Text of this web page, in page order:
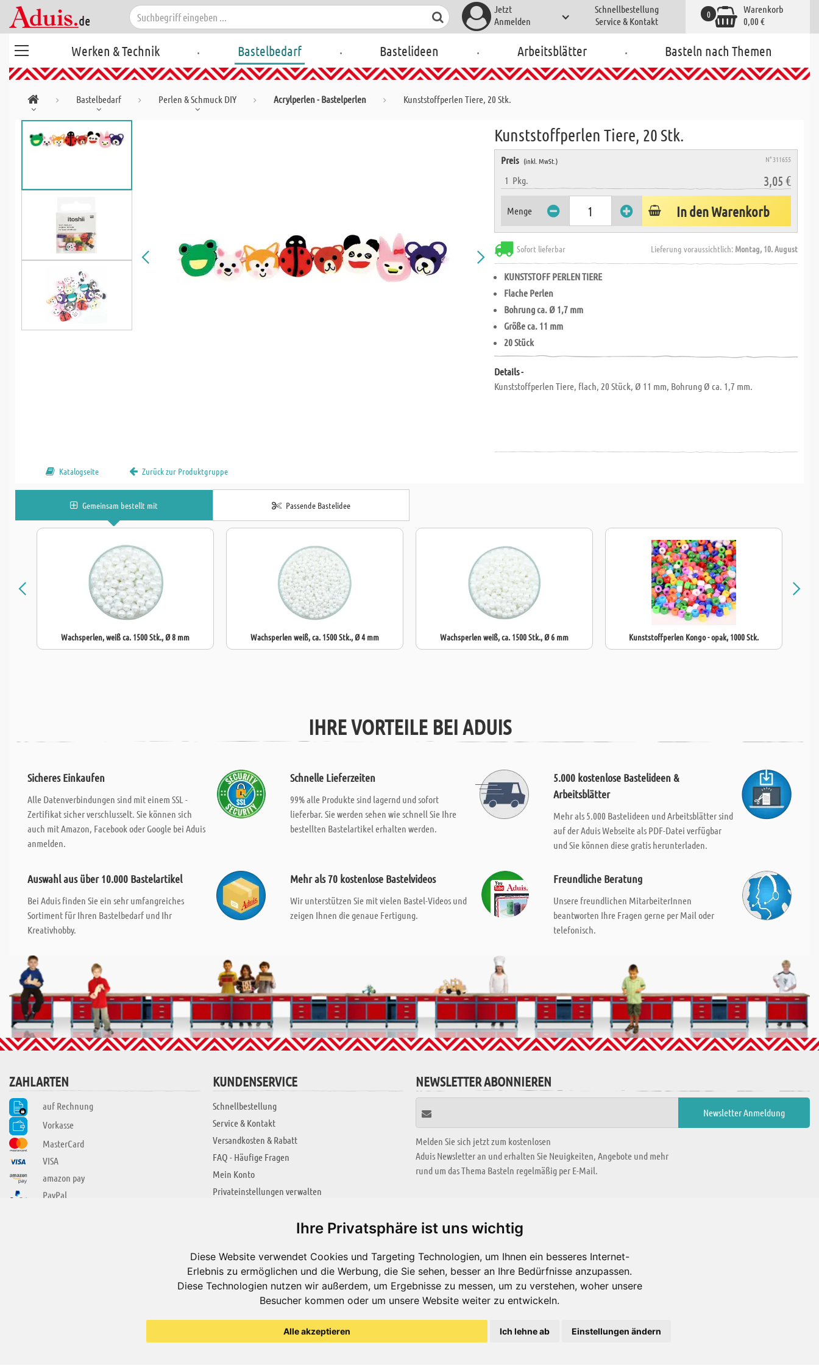
Ihre Privatsphäre ist uns wichtig
Diese Website verwendet Cookies und Targeting Technologien, um Ihnen ein besseres Internet-
Erlebnis zu ermöglichen und die Werbung, die Sie sehen, besser an Ihre Bedürfnisse anzupassen.
Diese Technologien nutzen wir außerdem, um Ergebnisse zu messen, um zu verstehen, woher unsere
Besucher kommen oder um unsere Website weiter zu entwickeln.
Alle akzeptieren Ich lehne ab Einstellungen ändern
Jetzt
Anmelden
Schnellbestellung
Service & Kontakt
Warenkorb
0,00 €
0
Werken & Technik . Bastelbedarf . Bastelideen . Arbeitsblätter . Basteln nach Themen
Bastelbedarf Perlen & Schmuck DIY Acrylperlen - Bastelperlen Kunststoffperlen Tiere, 20 Stk.
Kunststoffperlen Tiere, 20 Stk.
Preis (inkl. MwSt.) N° 311655
1 Pkg. 3,05 €
Menge In den Warenkorb
Sofort lieferbar Lieferung voraussichtlich: Montag, 10. August
KUNSTSTOFF PERLEN TIERE
Flache Perlen
Bohrung ca. Ø 1,7 mm
Größe ca. 11 mm
20 Stück
Details -
Kunststoffperlen Tiere, flach, 20 Stück, Ø 11 mm, Bohrung Ø ca. 1,7 mm.
Katalogseite Zurück zur Produktgruppe
Gemeinsam bestellt mit Passende Bastelidee
Wachsperlen, weiß ca. 1500 Stk., Ø 8 mm Wachsperlen weiß, ca. 1500 Stk., Ø 4 mm Wachsperlen weiß, ca. 1500 Stk., Ø 6 mm Kunststoffperlen Kongo - opak, 1000 Stk.
IHRE VORTEILE BEI ADUIS
Sicheres Einkaufen
Alle Datenverbindungen sind mit einem SSL -
Zertifikat sicher verschlusselt. Sie können sich
auch mit Amazon, Facebook oder Google bei Aduis
anmelden.
Schnelle Lieferzeiten
99% alle Produkte sind lagernd und sofort
lieferbar. Sie werden sehen wie schnell Sie Ihre
bestellten Bastelartikel erhalten werden.
5.000 kostenlose Bastelideen &
Arbeitsblätter
Mehr als 5.000 Bastelideen und Arbeitsblätter sind
auf der Aduis Webseite als PDF-Datei verfügbar
und Sie können diese gratis herunterladen.
Auswahl aus über 10.000 Bastelartikel
Bei Aduis finden Sie ein sehr umfangreiches
Sortiment für Ihren Bastelbedarf und Ihr
Kreativhobby.
Mehr als 70 kostenlose Bastelvideos
Wir unterstützen Sie mit vielen Bastel-Videos und
zeigen Ihnen die genaue Fertigung.
Freundliche Beratung
Unsere freundlichen MitarbeiterInnen
beantworten Ihre Fragen gerne per Mail oder
telefonisch.
ZAHLARTEN
auf Rechnung
Vorkasse
MasterCard
VISA
amazon pay
PayPal
KUNDENSERVICE
Schnellbestellung
Service & Kontakt
Versandkosten & Rabatt
FAQ - Häufige Fragen
Mein Konto
Privateinstellungen verwalten
NEWSLETTER ABONNIEREN
Melden Sie sich jetzt zum kostenlosen
Aduis Newsletter an und erhalten Sie Neuigkeiten, Angebote und mehr
rund um das Thema Basteln regelmäßig per E-Mail.
Jobs
Impressum
Datenschutzerklärung
KREATIV ZONE
Alle Videos
Bastelideen
Arbeitsblätter
Es gibt uns auch in